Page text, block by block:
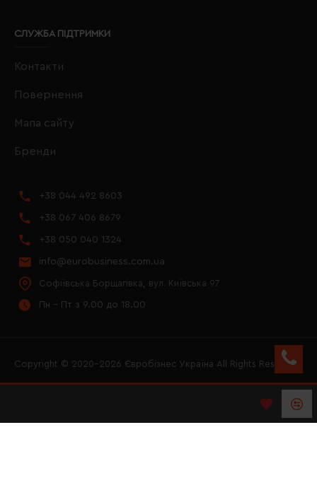
СЛУЖБА ПІДТРИМКИ
Контакти
Повернення
Мапа сайту
Бренди
+38 044 492 8603
+38 067 406 8679
+38 050 040 1324
info@eurobusiness.com.ua
Софіївська Борщагівка, вул. Київська 97
Пн - Пт з 9.00 до 18.00
Copyright © 2020–2026 Євробізнес Україна All Rights Reserved
LOGO ЄВРОБІЗНЕС